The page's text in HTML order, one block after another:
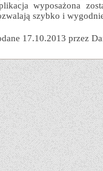
wyposażona
szybko i
17.10.2013 przez